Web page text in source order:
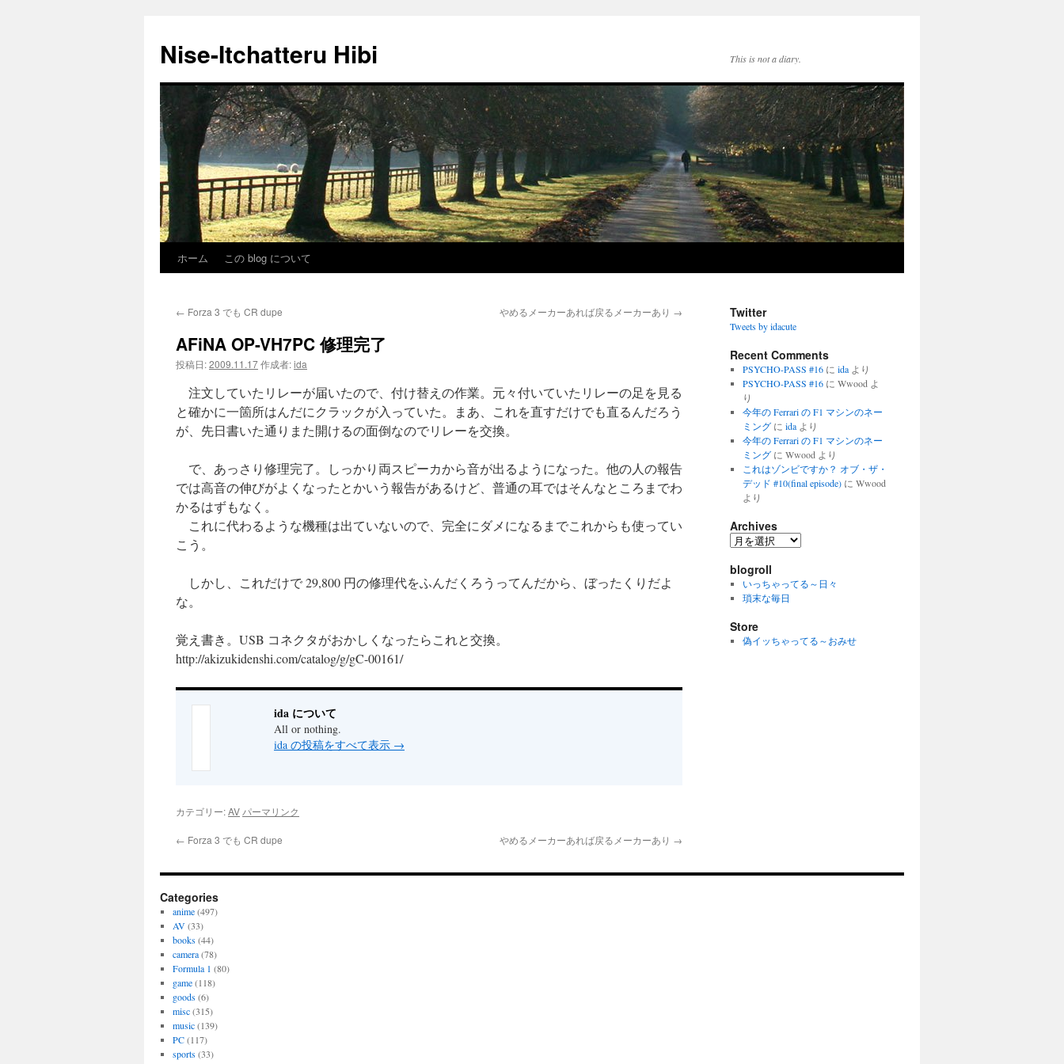
Nise-Itchatteru Hibi This is not a diary.
ン
ス
ホーム この blog について
← Forza 3 でも CR dupe やめるメーカーあれば戻るメーカーあり →
AFiNA OP-VH7PC 修理完了
投稿日:2009.11.17作成者:ida
注文していたリレーが届いたので、付け替えの作業。元々付いていたリレーの足を見る
と確かに一箇所はんだにクラックが入っていた。まあ、これを直すだけでも直るんだろう
が、先日書いた通りまた開けるの面倒なのでリレーを交換。
で、あっさり修理完了。しっかり両スピーカから音が出るようになった。他の人の報告
では高音の伸びがよくなったとかいう報告があるけど、普通の耳ではそんなところまでわ
かるはずもなく。
これに代わるような機種は出ていないので、完全にダメになるまでこれからも使ってい
こう。
しかし、これだけで 29,800 円の修理代をふんだくろうってんだから、ぼったくりだよ
な。
覚え書き。USB コネクタがおかしくなったらこれと交換。
http://akizukidenshi.com/catalog/g/gC-00161/
ida について
All or nothing.
ida の投稿をすべて表示 →
カテゴリー:AV パーマリンク
← Forza 3 でも CR dupe やめるメーカーあれば戻るメーカーあり →
Twitter
Tweets by idacute
Recent Comments
PSYCHO-PASS #16に idaより
PSYCHO-PASS #16に Wwood よ
り
今年の Ferrari の F1 マシンのネー
ミングに idaより
今年の Ferrari の F1 マシンのネー
ミングに Wwood より
これはゾンビですか？ オブ・ザ・
デッド #10(final episode)に Wwood
より
Archives
Archives
blogroll
いっちゃってる～日々
瑣末な毎日
Store
偽イッちゃってる～おみせ
Categories
anime(497)
AV(33)
books(44)
camera(78)
Formula 1 (80)
game(118)
goods(6)
misc(315)
music(139)
PC(117)
sports(33)